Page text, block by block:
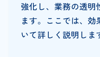
強化し、業務の透明
ます。ここでは、
いて詳しく説明しま